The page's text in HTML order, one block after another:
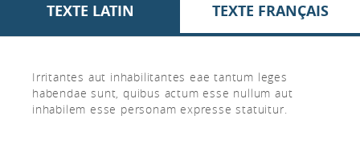
TEXTE LATIN TEXTE FRANÇAIS
Irritantes aut inhabilitantes eae tantum leges
habendae sunt, quibus actum esse nullum aut
inhabilem esse personam expresse statuitur.